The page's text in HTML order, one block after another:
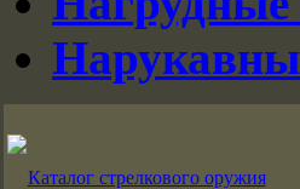
Каталог стрелкового оружия